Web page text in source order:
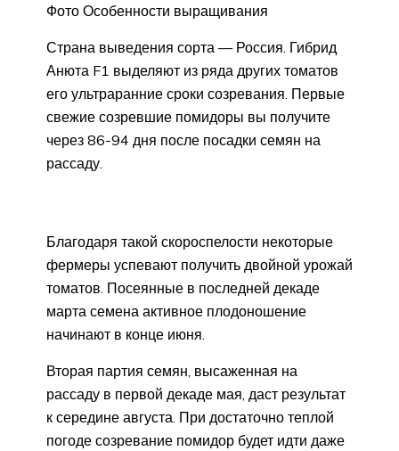
Фото Особенности выращивания
Страна выведения сорта — Россия. Гибрид
Анюта F1 выделяют из ряда других томатов
его ультраранние сроки созревания. Первые
свежие созревшие помидоры вы получите
через 86-94 дня после посадки семян на
рассаду.
Благодаря такой скороспелости некоторые
фермеры успевают получить двойной урожай
томатов. Посеянные в последней декаде
марта семена активное плодоношение
начинают в конце июня.
Вторая партия семян, высаженная на
рассаду в первой декаде мая, даст результат
к середине августа. При достаточно теплой
погоде созревание помидор будет идти даже